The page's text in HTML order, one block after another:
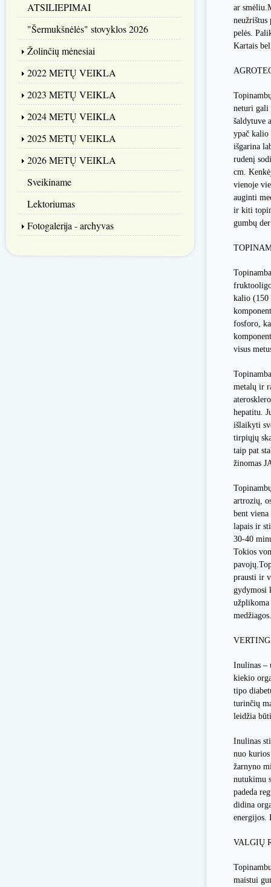
ATSILIEPIMAI
"Šermukšnėlės" stovyklos 2026
Žolinčių mėnesiai
2022 METŲ VEIKLA
2023 METŲ VEIKLA
2024 METŲ VEIKLA
2025 METŲ VEIKLA
2026 METŲ VEIKLA
Sveikiname
Lektoriumas
Fotogalerija - archyvas
ar
pelės.
Kartais
neturi gali
šaldytuve
ypač kalio
išgarina
rudenį
cm.
vienoje
auginti
ir kiti
gumbų
kalio (150
fosforo,
visus
metalų ir
hepatitu.
išlaikyti
tirpiųjų
taip pat
žinomas
artrozių,
bent
lapais ir
30-40
Tokios
prausti ir
gydymosi
užplikoma
Inulinas –
kiekio
tipo
turinčių
leidžia
Inulinas
nuo
žarnyno
nutukimu
padeda
didina
energijos.
VALGIŲ
maistui